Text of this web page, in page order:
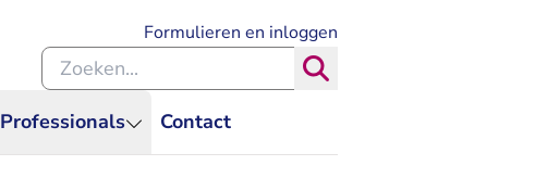
Professionals Contact
Formulieren en inloggen
Zoeken binnen de Rechtspraak